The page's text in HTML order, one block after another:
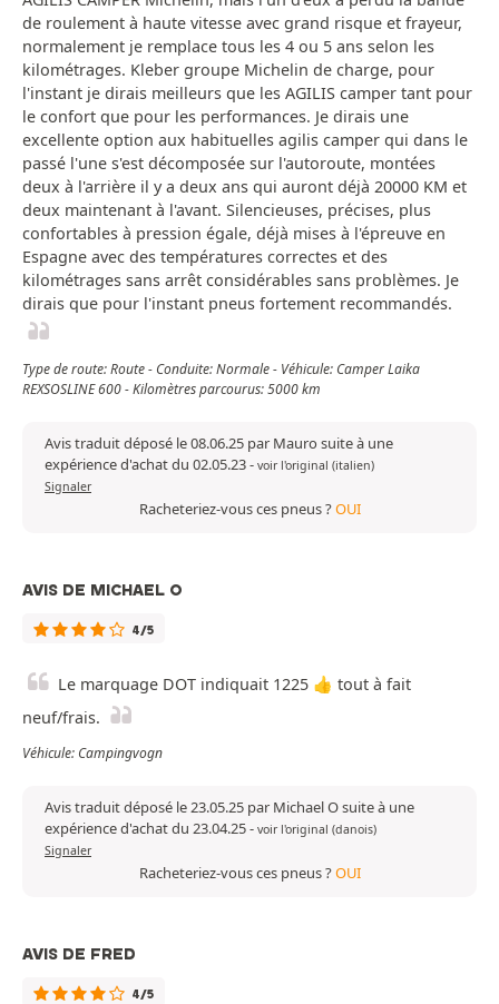
de roulement à haute vitesse avec grand risque et frayeur,
normalement je remplace tous les 4 ou 5 ans selon les
kilométrages. Kleber groupe Michelin de charge, pour
l'instant je dirais meilleurs que les AGILIS camper tant pour
le confort que pour les performances. Je dirais une
excellente option aux habituelles agilis camper qui dans le
passé l'une s'est décomposée sur l'autoroute, montées
deux à l'arrière il y a deux ans qui auront déjà 20000 KM et
deux maintenant à l'avant. Silencieuses, précises, plus
confortables à pression égale, déjà mises à l'épreuve en
Espagne avec des températures correctes et des
kilométrages sans arrêt considérables sans problèmes. Je
dirais que pour l'instant pneus fortement recommandés.
Type de route: Route - Conduite: Normale - Véhicule: Camper Laika
REXSOSLINE 600 - Kilomètres parcourus: 5000 km
Avis traduit déposé le 08.06.25 par Mauro suite à une
expérience d'achat du 02.05.23- voir l'original (italien)
Signaler
Racheteriez-vous ces pneus ?OUI
AVIS DE MICHAEL O
4/5
Le marquage DOT indiquait 1225 👍 tout à fait
neuf/frais.
Véhicule: Campingvogn
Avis traduit déposé le 23.05.25 par Michael O suite à une
expérience d'achat du 23.04.25- voir l'original (danois)
Signaler
Racheteriez-vous ces pneus ?OUI
AVIS DE FRED
4/5